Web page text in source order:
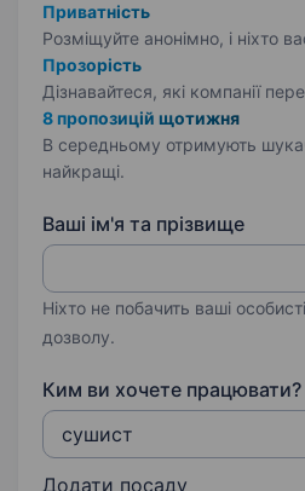
Приватність
Розміщуйте анонімно, і ніхто
Прозорість
Дізнавайтеся, які компанії
8 пропозицій щотижня
В середньому отримують
найкращі.
Ваші ім'я та прізвище
Ніхто не побачить ваші
дозволу.
Ким ви хочете працювати?
Додати посаду